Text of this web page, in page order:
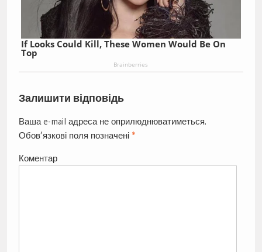
If Looks Could Kill, These Women Would Be On
Top
Brainberries
Залишити відповідь
Ваша e-mail адреса не оприлюднюватиметься.
Обов’язкові поля позначені *
Коментар